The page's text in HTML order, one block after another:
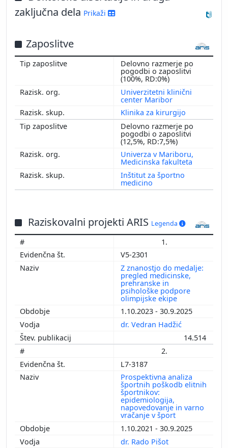
2013
zaključna dela Prikaži
Zaposlitve
Delovno razmerje po
pogodbi o zaposlitvi
(100%, RD:0%)
Univerzitetni klinični
center Maribor
Klinika za kirurgijo
Delovno razmerje po
pogodbi o zaposlitvi
(12,5%, RD:7,5%)
Univerza v Mariboru,
Medicinska fakulteta
Inštitut za športno
medicino
Raziskovalni projekti ARIS Legenda
1.
V5-2301
Z znanostjo do medalje:
pregled medicinske,
prehranske in
psihološke podpore
olimpijske ekipe
1.10.2023 - 30.9.2025
dr. Vedran Hadžić
14.514
2.
L7-3187
Prospektivna analiza
športnih poškodb elitnih
športnikov:
epidemiologija,
napovedovanje in varno
vračanje v šport
1.10.2021 - 30.9.2025
dr. Rado Pišot